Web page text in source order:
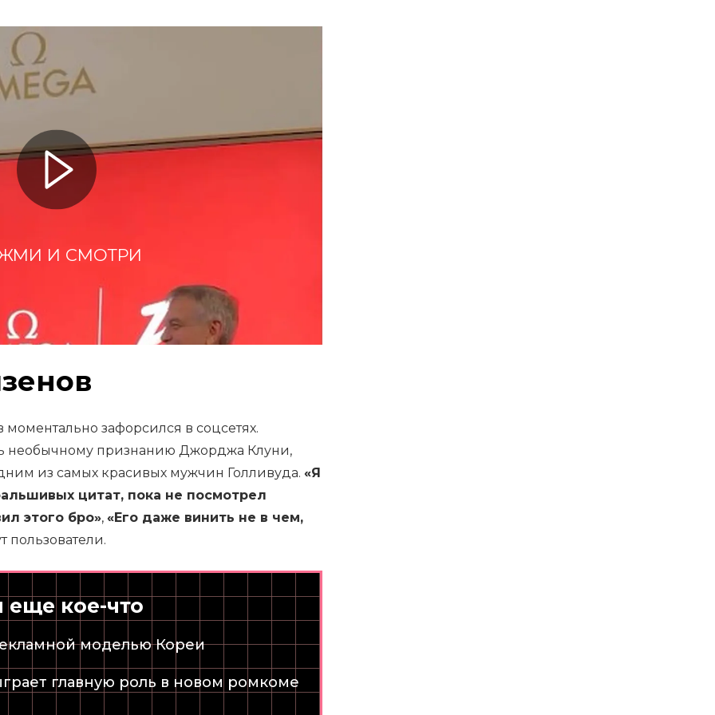
И СМОТРИ
зафорсился в соцсетях.
необычному признанию Джорджа Клуни,
из самых красивых мужчин Голливуда. «Я
цитат, пока не посмотрел
этого бро», «Его даже винить не в чем,
пользователи.
еще кое-что
моделью Кореи
главную роль в новом ромкоме